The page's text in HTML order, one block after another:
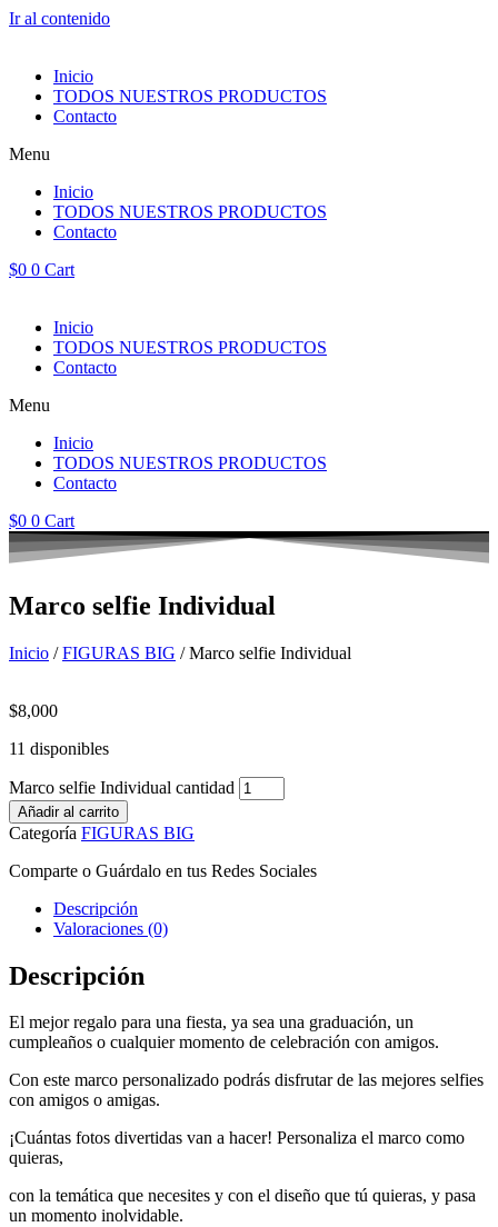
Ir al contenido
Inicio
TODOS NUESTROS PRODUCTOS
Contacto
Menu
Inicio
TODOS NUESTROS PRODUCTOS
Contacto
$0 0 Cart
Inicio
TODOS NUESTROS PRODUCTOS
Contacto
Menu
Inicio
TODOS NUESTROS PRODUCTOS
Contacto
$0 0 Cart
Marco selfie Individual
Inicio /FIGURAS BIG / Marco selfie Individual
$8,000
11 disponibles
Marco selfie Individual cantidad
Añadir al carrito
Categoría FIGURAS BIG
Comparte o Guárdalo en tus Redes Sociales
Descripción
Valoraciones (0)
Descripción
El mejor regalo para una fiesta, ya sea una graduación, un
cumpleaños o cualquier momento de celebración con amigos.
Con este marco personalizado podrás disfrutar de las mejores selfies
con amigos o amigas.
¡Cuántas fotos divertidas van a hacer! Personaliza el marco como
quieras,
con la temática que necesites y con el diseño que tú quieras, y pasa
un momento inolvidable.